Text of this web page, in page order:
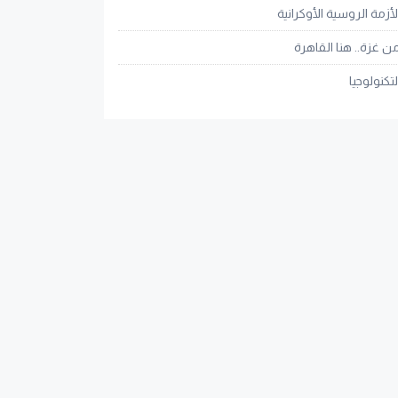
الروسية الأوكرانية
غزة.. هنا القاهرة